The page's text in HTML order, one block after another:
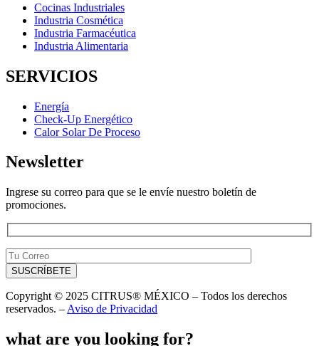
Cocinas Industriales
Industria Cosmética
Industria Farmacéutica
Industria Alimentaria
SERVICIOS
Energía
Check-Up Energético
Calor Solar De Proceso
Newsletter
Ingrese su correo para que se le envíe nuestro boletín de
promociones.
Copyright © 2025 CITRUS® MÉXICO – Todos los derechos
reservados. – Aviso de Privacidad
what are you looking for?